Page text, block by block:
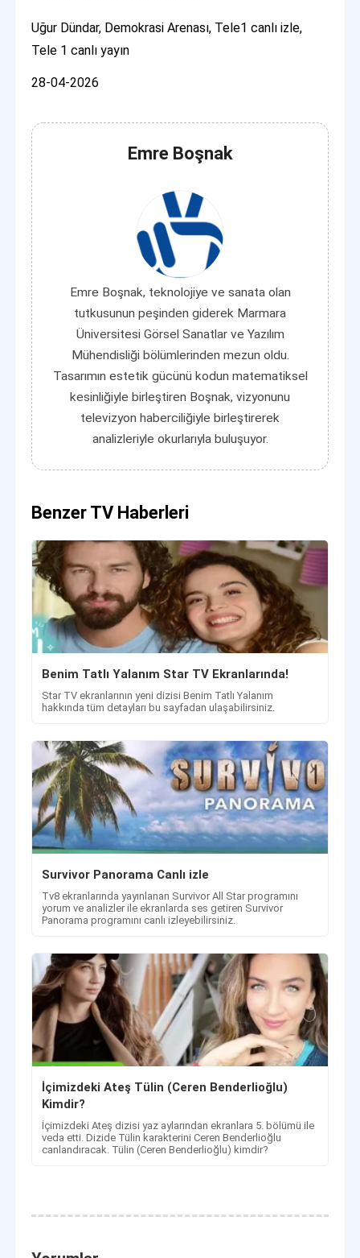
Uğur Dündar, Demokrasi Arenası, Tele1 canlı izle,
Tele 1 canlı yayın
28-04-2026
Emre Boşnak
Emre Boşnak, teknolojiye ve sanata olan
tutkusunun peşinden giderek Marmara
Üniversitesi Görsel Sanatlar ve Yazılım
Mühendisliği bölümlerinden mezun oldu.
Tasarımın estetik gücünü kodun matematiksel
kesinliğiyle birleştiren Boşnak, vizyonunu
televizyon haberciliğiyle birleştirerek
analizleriyle okurlarıyla buluşuyor.
Benzer TV Haberleri
Benim Tatlı Yalanım Star TV Ekranlarında!
Star TV ekranlarının yeni dizisi Benim Tatlı Yalanım
hakkında tüm detayları bu sayfadan ulaşabilirsiniz.
Survivor Panorama Canlı izle
Tv8 ekranlarında yayınlanan Survivor All Star programını
yorum ve analizler ile ekranlarda ses getiren Survivor
Panorama programını canlı izleyebilirsiniz.
İçimizdeki Ateş Tülin (Ceren Benderlioğlu)
Kimdir?
İçimizdeki Ateş dizisi yaz aylarından ekranlara 5. bölümü ile
veda etti. Dizide Tülin karakterini Ceren Benderlioğlu
canlandıracak. Tülin (Ceren Benderlioğlu) kimdir?